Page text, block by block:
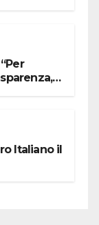
Italiano il